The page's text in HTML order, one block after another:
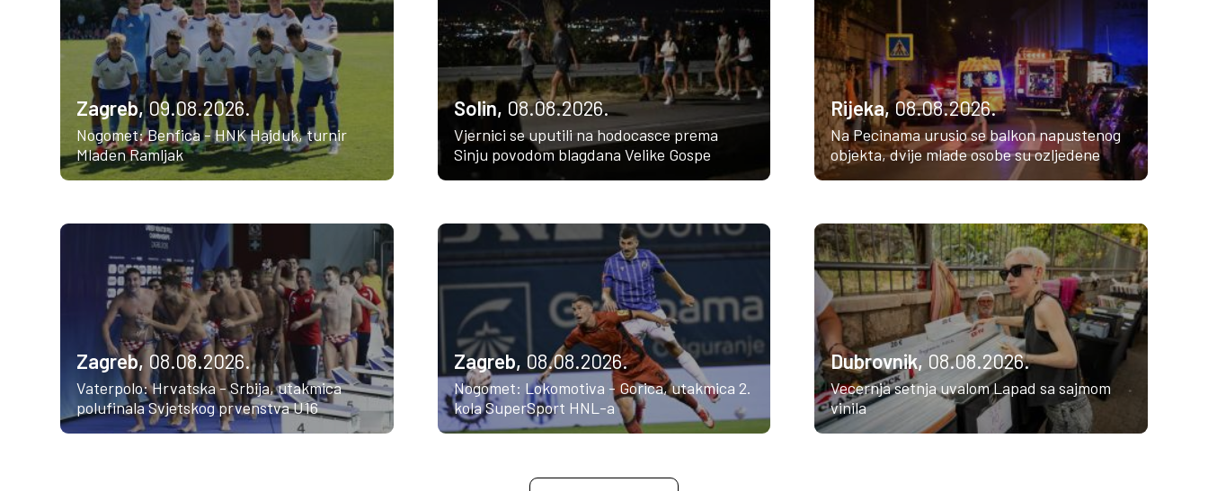
Zagreb,09.08.2026.
Nogomet: Benfica - HNK Hajduk, turnir
Mladen Ramljak
Solin, 08.08.2026.
Vjernici se uputili na hodocasce prema
Sinju povodom blagdana Velike Gospe
Rijeka,08.08.2026.
Na Pecinama urusio se balkon napustenog
objekta, dvije mlade osobe su ozljedene
Zagreb, 08.08.2026.
Vaterpolo: Hrvatska - Srbija, utakmica
polufinala Svjetskog prvenstva U16
Zagreb, 08.08.2026.
Nogomet: Lokomotiva - Gorica, utakmica 2.
kola SuperSport HNL-a
Dubrovnik, 08.08.2026.
Vecernja setnja uvalom Lapad sa sajmom
vinila